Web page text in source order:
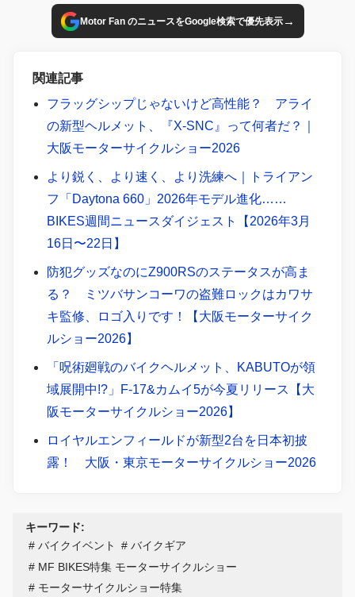
Motor Fan のニュースをGoogle検索で優先表示→
関連記事
フラッグシップじゃないけど高性能？ アライ
の新型ヘルメット、『X-SNC』って何者だ？｜
大阪モーターサイクルショー2026
より鋭く、より速く、より洗練へ｜トライアン
フ「Daytona 660」2026年モデル進化……
BIKES週間ニュースダイジェスト【2026年3月
16日〜22日】
防犯グッズなのにZ900RSのステータスが高ま
る？ ミツバサンコーワの盗難ロックはカワサ
キ監修、ロゴ入りです！【大阪モーターサイク
ルショー2026】
「呪術廻戦のバイクヘルメット、KABUTOが領
域展開中!?」F-17&カムイ5が今夏リリース【大
阪モーターサイクルショー2026】
ロイヤルエンフィールドが新型2台を日本初披
露！ 大阪・東京モーターサイクルショー2026
キーワード:
バイクイベント
バイクギア
MF BIKES特集 モーターサイクルショー
モーターサイクルショー特集